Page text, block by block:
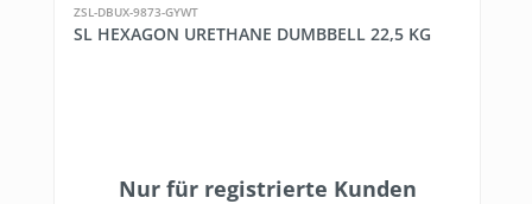
ZSL-DBUX-9873-GYWT
SL HEXAGON URETHANE DUMBBELL 22,5 KG
Nur für registrierte Kunden